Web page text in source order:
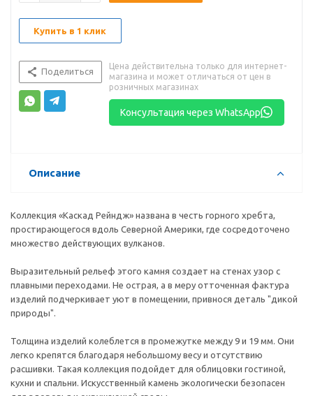
Купить в 1 клик
Поделиться
Цена действительна только для интернет-
магазина и может отличаться от цен в
розничных магазинах
Консультация через WhatsApp
Описание
Коллекция «Каскад Рейндж» названа в честь горного хребта,
простирающегося вдоль Северной Америки, где сосредоточено
множество действующих вулканов.
Выразительный рельеф этого камня создает на стенах узор с
плавными переходами. Не острая, а в меру отточенная фактура
изделий подчеркивает уют в помещении, привнося деталь "дикой
природы".
Толщина изделий колеблется в промежутке между 9 и 19 мм. Они
легко крепятся благодаря небольшому весу и отсутствию
расшивки. Такая коллекция подойдет для облицовки гостиной,
кухни и спальни. Искусственный камень экологически безопасен